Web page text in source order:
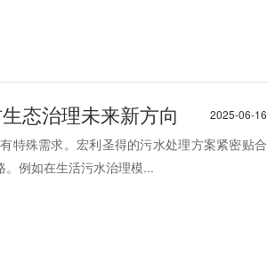
2025-06-16
态治理未来新方向
特殊需求。宏利圣得的污水处理方案紧密贴合
例如在生活污水治理模...